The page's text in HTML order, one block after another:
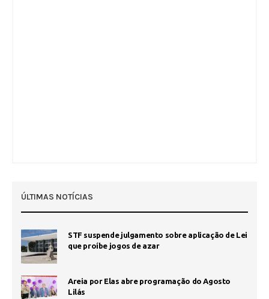
ÚLTIMAS NOTÍCIAS
STF suspende julgamento sobre aplicação de Lei
que proíbe jogos de azar
Areia por Elas abre programação do Agosto
Lilás